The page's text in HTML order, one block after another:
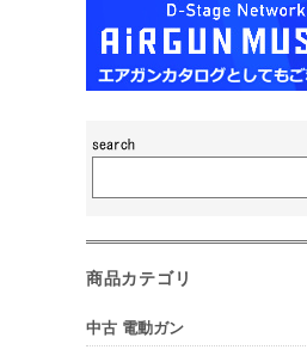
商品カテゴリ
中古 電動ガン